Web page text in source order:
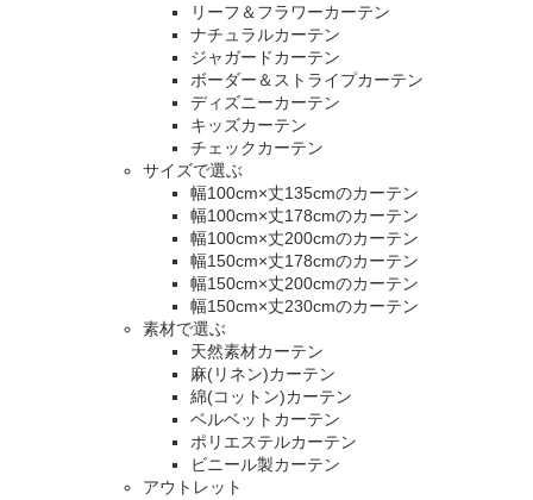
リーフ＆フラワーカーテン
ナチュラルカーテン
ジャガードカーテン
ボーダー＆ストライプカーテン
ディズニーカーテン
キッズカーテン
チェックカーテン
サイズで選ぶ
幅100cm×丈135cmのカーテン
幅100cm×丈178cmのカーテン
幅100cm×丈200cmのカーテン
幅150cm×丈178cmのカーテン
幅150cm×丈200cmのカーテン
幅150cm×丈230cmのカーテン
素材で選ぶ
天然素材カーテン
麻(リネン)カーテン
綿(コットン)カーテン
ベルベットカーテン
ポリエステルカーテン
ビニール製カーテン
アウトレット